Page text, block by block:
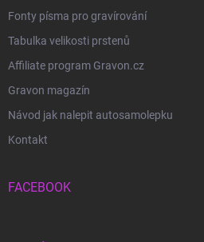
Fonty písma pro gravírování
Tabulka velikosti prstenů
Affiliate program Gravon.cz
Gravon magazín
Návod jak nalepit autosamolepku
Kontakt
FACEBOOK